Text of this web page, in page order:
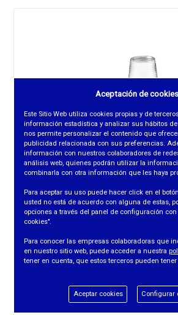
Aceptación de cookies
Este Sitio Web utiliza cookies propias y de
información estadística y analizar sus hábitos
nos permite personalizar el contenido que
publicidad relacionada con sus preferencias.
información con nuestros colaboradores de
análisis web, quienes podrán utilizar la
combinarla con otra información que les haya
Para aceptar su uso puede hacer click en el
usted no está de acuerdo con alguna de estas,
opciones a través del panel de configuración
cookies".
Para conocer las empresas colaboradoras que
en nuestro sitio web, puede acceder a nuestra
tener en cuenta, que estos terceros pueden
Aceptar cookies Configurar